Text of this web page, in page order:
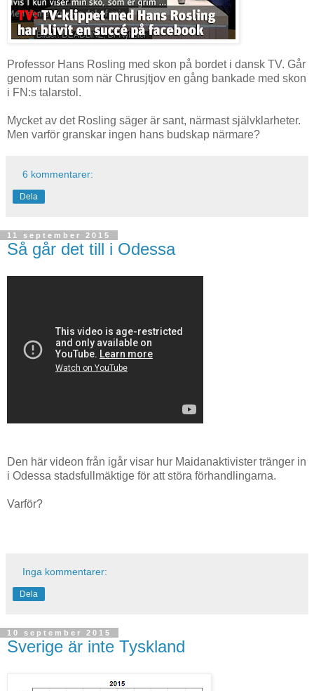
Professor Hans Rosling med skon på bordet i dansk TV. Går
genom rutan som när Chrusjtjov en gång bankade med skon
i FN:s talarstol.
Mycket av det Rosling säger är sant, närmast självklarheter.
Men varför granskar ingen hans budskap närmare?
6 kommentarer:
Dela
11 september 2015
Så går det till i Odessa
Den här videon från igår visar hur Maidanaktivister tränger in
i Odessa stadsfullmäktige för att störa förhandlingarna.
Varför?
Inga kommentarer:
Dela
10 september 2015
Sverige är inte Tyskland